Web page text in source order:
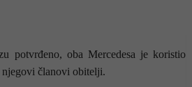
potvrđeno, oba Mercedesa je koristio
članovi obitelji.